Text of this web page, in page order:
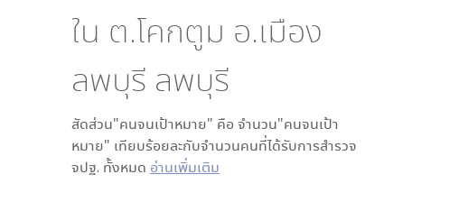
ใน ต.โคกตูม อ.เมือง
ลพบุรี ลพบุรี
สัดส่วน"คนจนเป้าหมาย" คือ จำนวน"คนจนเป้า
หมาย" เทียบร้อยละกับจำนวนคนที่ได้รับการสำรวจ
จปฐ. ทั้งหมด อ่านเพิ่มเติม